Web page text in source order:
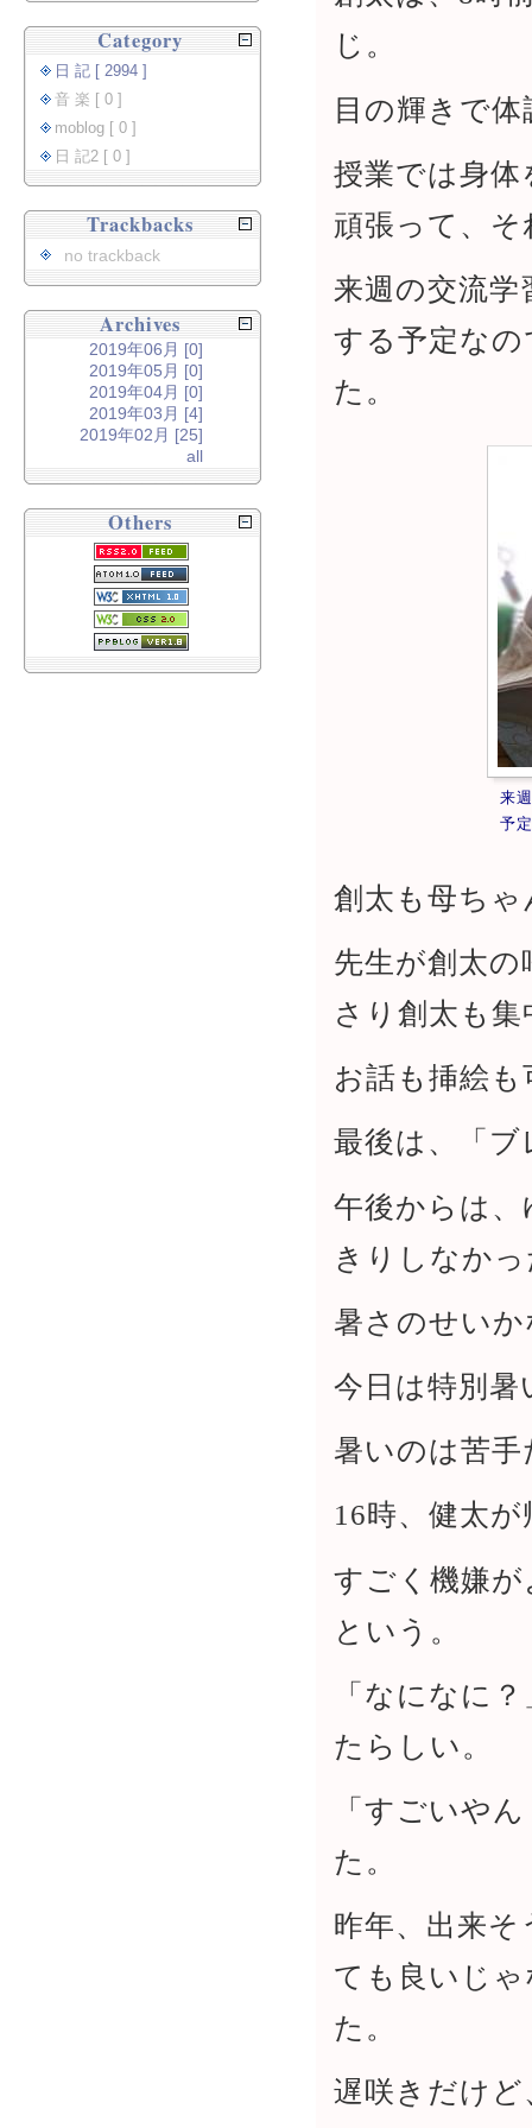
じ。
目の輝きで
授業では身
頑張って、
来週の交流
する予定な
た。
来
予
創太も母ち
先生が創太
さり創太も
お話も挿絵
最後は、「
午後からは
きりしなか
暑さのせいか
今日は特別暑
暑いのは苦手
16時、健太が
すごく機嫌
という。
「なになに
たらしい。
「すごいや
た。
昨年、出来
ても良いじ
た。
遅咲きだけ
Category
日 記 [ 2994 ]
音 楽 [ 0 ]
moblog [ 0 ]
日 記2 [ 0 ]
Trackbacks
no trackback
Archives
2019年06月 [0]
2019年05月 [0]
2019年04月 [0]
2019年03月 [4]
2019年02月 [25]
all
Others